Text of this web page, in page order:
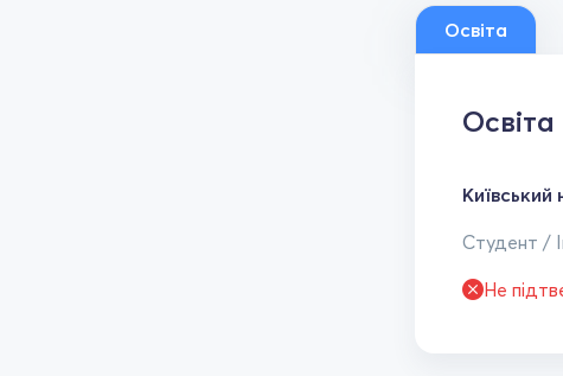
Освіта
Освіта
Студент /
Не